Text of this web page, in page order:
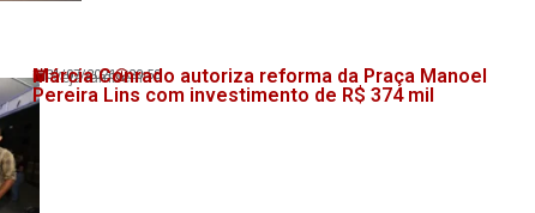
💬 Veja também!
31/07/2026 20:58
Márcia Conrado autoriza reforma da Praça Manoel
Pereira Lins com investimento de R$ 374 mil